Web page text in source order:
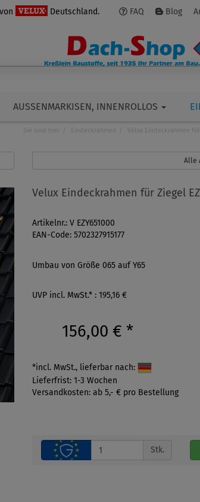
Deutschland. FAQ Blog
AUSSENMARKISEN, INNENROLLOS
Sie sind hier Eindeckrahmen Velux Eindeckrahmen für
Alle
Velux Eindeckrahmen für Ziegel
Artikelnr.: V EZY651000
EAN-Code: 5702327915177
Umbau von Größe 065 auf Y65
UVP incl. MwSt.* : 195,16 €
156,00 € *
*incl. MwSt., lieferbar nach:
Lieferfrist: 1-3 Wochen
Versandkosten: ab 5,- € pro Bestellung
Stk.